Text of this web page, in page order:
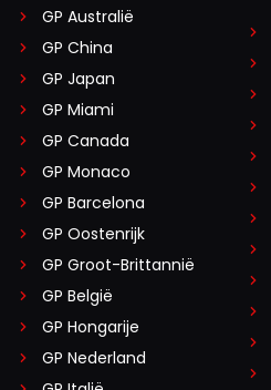
GP Australië
GP China
GP Japan
GP Miami
GP Canada
GP Monaco
GP Barcelona
GP Oostenrijk
GP Groot-Brittannië
GP België
GP Hongarije
GP Nederland